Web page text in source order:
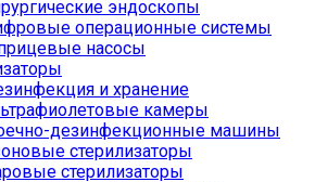
эндоскопы
операционные системы
насосы
и хранение
камеры
дезинфекционные машины
стерилизаторы
стерилизаторы